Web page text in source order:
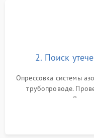
2. Поиск
Опрессовка системы
трубопроводе.
течеискателем.
продувка